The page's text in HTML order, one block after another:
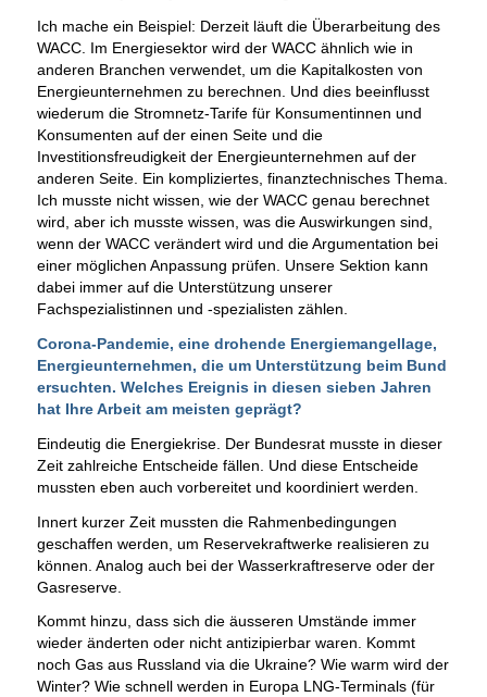
Ich mache ein Beispiel: Derzeit läuft die Überarbeitung des
WACC. Im Energiesektor wird der WACC ähnlich wie in
anderen Branchen verwendet, um die Kapitalkosten von
Energieunternehmen zu berechnen. Und dies beeinflusst
wiederum die Stromnetz-Tarife für Konsumentinnen und
Konsumenten auf der einen Seite und die
Investitionsfreudigkeit der Energieunternehmen auf der
anderen Seite. Ein kompliziertes, finanztechnisches Thema.
Ich musste nicht wissen, wie der WACC genau berechnet
wird, aber ich musste wissen, was die Auswirkungen sind,
wenn der WACC verändert wird und die Argumentation bei
einer möglichen Anpassung prüfen. Unsere Sektion kann
dabei immer auf die Unterstützung unserer
Fachspezialistinnen und -spezialisten zählen.
Corona-Pandemie, eine drohende Energiemangellage,
Energieunternehmen, die um Unterstützung beim Bund
ersuchten. Welches Ereignis in diesen sieben Jahren
hat Ihre Arbeit am meisten geprägt?
Eindeutig die Energiekrise. Der Bundesrat musste in dieser
Zeit zahlreiche Entscheide fällen. Und diese Entscheide
mussten eben auch vorbereitet und koordiniert werden.
Innert kurzer Zeit mussten die Rahmenbedingungen
geschaffen werden, um Reservekraftwerke realisieren zu
können. Analog auch bei der Wasserkraftreserve oder der
Gasreserve.
Kommt hinzu, dass sich die äusseren Umstände immer
wieder änderten oder nicht antizipierbar waren. Kommt
noch Gas aus Russland via die Ukraine? Wie warm wird der
Winter? Wie schnell werden in Europa LNG-Terminals (für